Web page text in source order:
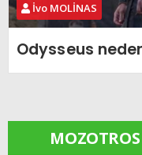
İvo MOLİNAS
Odysseus